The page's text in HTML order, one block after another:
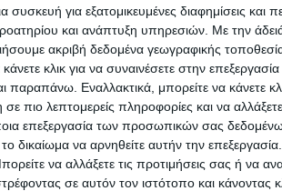
για εξατομικευμένες διαφημίσεις και
και ανάπτυξη υπηρεσιών. Με την
ακριβή δεδομένα γεωγραφικής
κλικ για να συναινέσετε στην
Εναλλακτικά, μπορείτε να κάνετε
πιο λεπτομερείς πληροφορίες και να
επεξεργασία των προσωπικών σας
δικαίωμα να αρνηθείτε αυτήν την
να αλλάξετε τις προτιμήσεις σας ή να
σε αυτόν τον ιστότοπο και κάνοντας